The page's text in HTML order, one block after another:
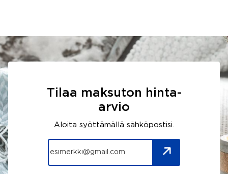
Tilaa maksuton hinta-
arvio
Aloita syöttämällä sähköpostisi.